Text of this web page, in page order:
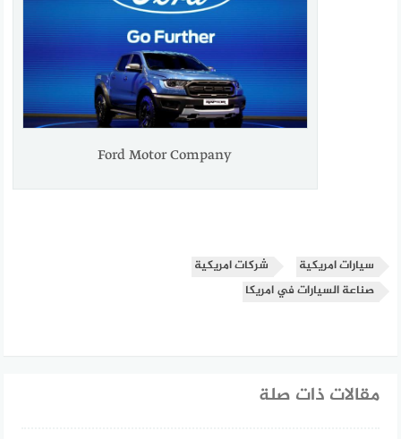
Ford Motor Company
سيارات امريكية
شركات امريكية
صناعة السيارات في امريكا
مقالات ذات صلة